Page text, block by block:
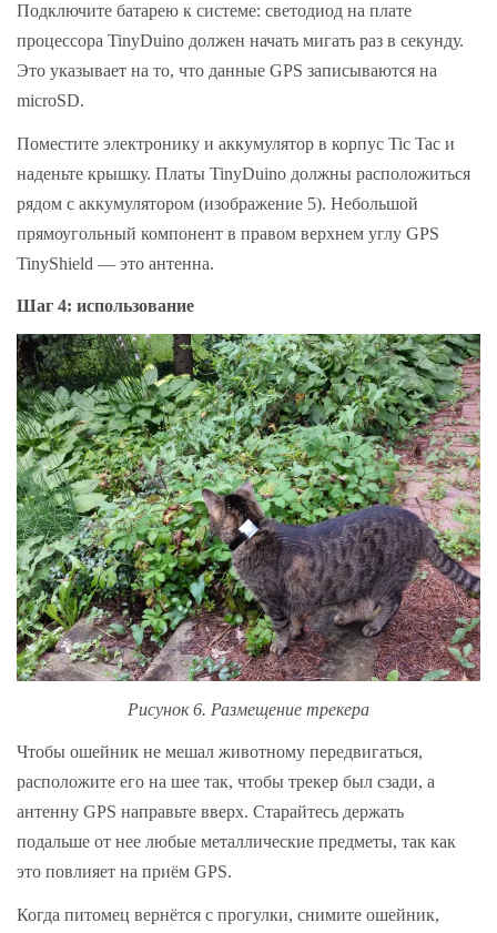
Подключите батарею к системе: светодиод на плате
процессора TinyDuino должен начать мигать раз в секунду.
Это указывает на то, что данные GPS записываются на
microSD.
Поместите электронику и аккумулятор в корпус Tic Tac и
наденьте крышку. Платы TinyDuino должны расположиться
рядом с аккумулятором (изображение 5). Небольшой
прямоугольный компонент в правом верхнем углу GPS
TinyShield — это антенна.
Шаг 4: использование
Рисунок 6. Размещение трекера
Чтобы ошейник не мешал животному передвигаться,
расположите его на шее так, чтобы трекер был сзади, а
антенну GPS направьте ​​вверх. Старайтесь держать
подальше от нее любые металлические предметы, так как
это повлияет на приём GPS.
Когда питомец вернётся с прогулки, снимите ошейник,